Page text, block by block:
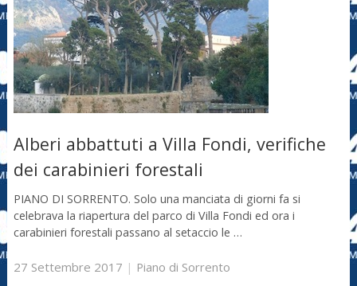
Alberi abbattuti a Villa Fondi, verifiche
dei carabinieri forestali
PIANO DI SORRENTO. Solo una manciata di giorni fa si
celebrava la riapertura del parco di Villa Fondi ed ora i
carabinieri forestali passano al setaccio le …
27 Settembre 2017 | Piano di Sorrento